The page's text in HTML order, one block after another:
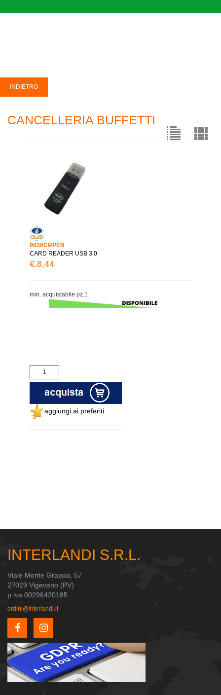
CANCELLERIA BUFFETTI
0030CRPEN
CARD READER USB 3.0
€.8,44
min. acquistabile pz.1
aggiungi ai preferiti
INTERLANDI S.R.L.
Viale Monte Grappa, 57
27029 Vigevano (PV)
p.iva 00296420185
ordini@interlandi.it